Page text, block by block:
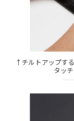
↑チルトアップす
タッ